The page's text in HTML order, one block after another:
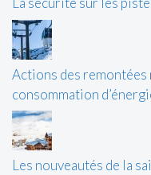
Actions des
consommation
Les nouveautés de la